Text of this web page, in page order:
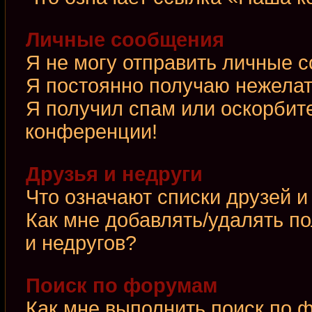
Личные сообщения
Я не могу отправить личные
Я постоянно получаю
Я получил спам или
конференции!
Друзья и недруги
Что означают списки друзей
Как мне добавлять/удалять
и недругов?
Поиск по форумам